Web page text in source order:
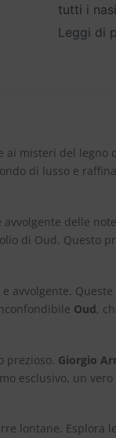
tutti i nasi
Leggi di
ai misteri del legno
di lusso e
delle
di Oud. Questo
avvolgente.
Oud,
prezioso. Giorgio
esclusivo, un
lontane. Esplora le